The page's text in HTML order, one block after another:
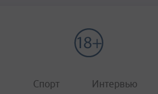
Спорт Интервью